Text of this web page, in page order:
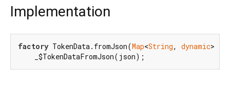
Implementation
factory TokenData.fromJson(Map<String, dynamic>
    _$TokenDataFromJson(json);